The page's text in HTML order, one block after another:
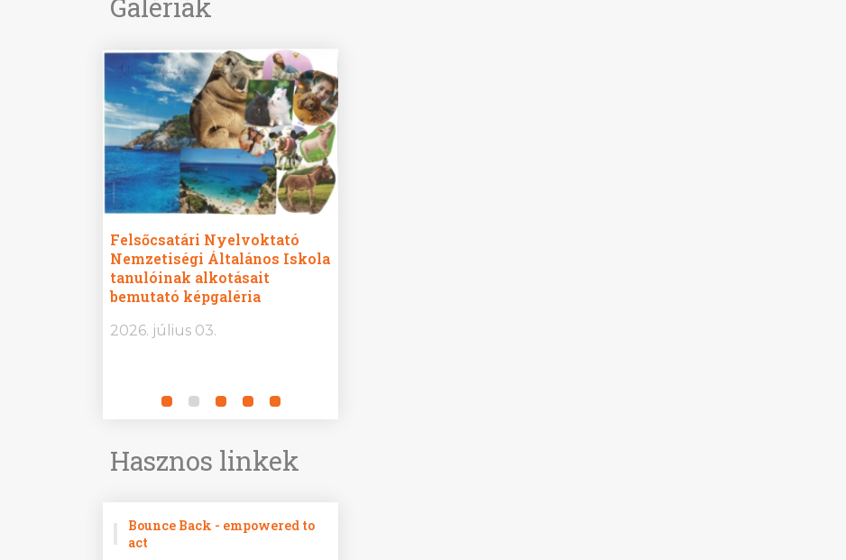
Galériák
Felsőcsatári Nyelvoktató
Nemzetiségi Általános Iskola
tanulóinak alkotásait
bemutató képgaléria
2026. július 03.
Hasznos linkek
Bounce Back - empowered to
act